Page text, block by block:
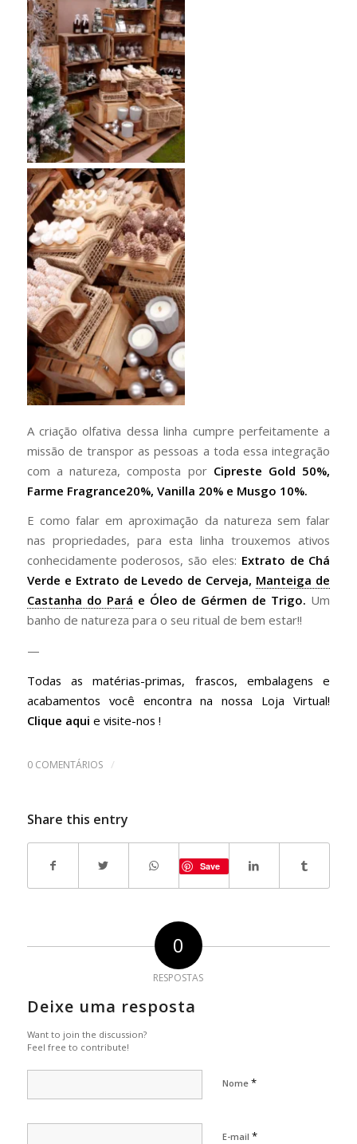
A criação olfativa dessa linha cumpre perfeitamente a
missão de transpor as pessoas a toda essa integração
com a natureza, composta por Cipreste Gold 50%,
Farme Fragrance20%, Vanilla 20% e Musgo 10%.
E como falar em aproximação da natureza sem falar
nas propriedades, para esta linha trouxemos ativos
conhecidamente poderosos, são eles: Extrato de Chá
Verde e Extrato de Levedo de Cerveja, Manteiga de
Castanha do Pará e Óleo de Gérmen de Trigo. Um
banho de natureza para o seu ritual de bem estar!!
—
Todas as matérias-primas, frascos, embalagens e
acabamentos você encontra na nossa Loja Virtual!
Clique aqui e visite-nos !
0 COMENTÁRIOS /
Share this entry
Save
0
RESPOSTAS
Deixe uma resposta
Want to join the discussion?
Feel free to contribute!
Nome *
E-mail *